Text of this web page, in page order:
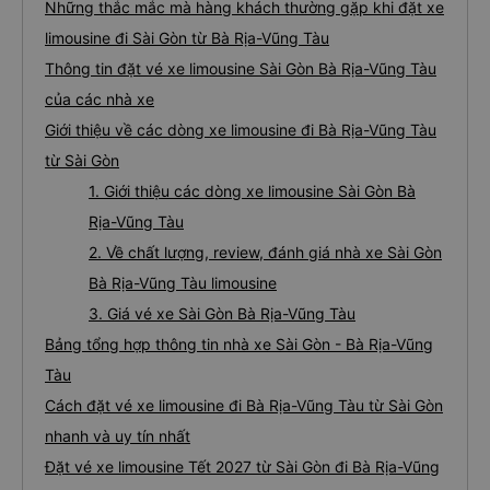
Những thắc mắc mà hàng khách thường gặp khi đặt xe
limousine đi Sài Gòn từ Bà Rịa-Vũng Tàu
Thông tin đặt vé xe limousine Sài Gòn Bà Rịa-Vũng Tàu
của các nhà xe
Giới thiệu về các dòng xe limousine đi Bà Rịa-Vũng Tàu
từ Sài Gòn
1. Giới thiệu các dòng xe limousine Sài Gòn Bà
Rịa-Vũng Tàu
2. Về chất lượng, review, đánh giá nhà xe Sài Gòn
Bà Rịa-Vũng Tàu limousine
3. Giá vé xe Sài Gòn Bà Rịa-Vũng Tàu
Bảng tổng hợp thông tin nhà xe Sài Gòn - Bà Rịa-Vũng
Tàu
Cách đặt vé xe limousine đi Bà Rịa-Vũng Tàu từ Sài Gòn
nhanh và uy tín nhất
Đặt vé xe limousine Tết 2027 từ Sài Gòn đi Bà Rịa-Vũng